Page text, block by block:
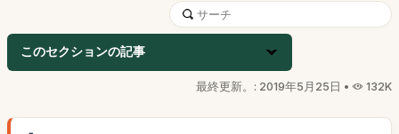
このセクションの記事
最終更新。: 2019年5月25日 • 132K